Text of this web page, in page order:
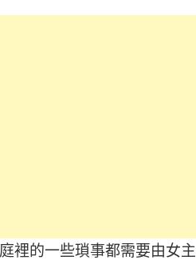
裡的一些瑣事都需要由女主